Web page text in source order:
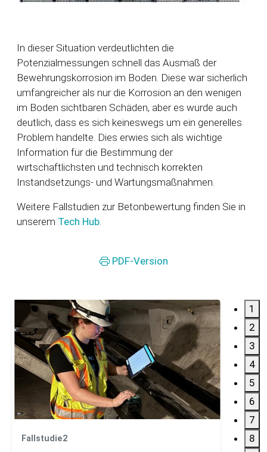
In dieser Situation verdeutlichten die
Potenzialmessungen schnell das Ausmaß der
Bewehrungskorrosion im Boden. Diese war sicherlich
umfangreicher als nur die Korrosion an den wenigen
im Boden sichtbaren Schäden, aber es wurde auch
deutlich, dass es sich keineswegs um ein generelles
Problem handelte. Dies erwies sich als wichtige
Information für die Bestimmung der
wirtschaftlichsten und technisch korrekten
Instandsetzungs- und Wartungsmaßnahmen.
Weitere Fallstudien zur Betonbewertung finden Sie in
unserem Tech Hub.
PDF-Version
Fallstudie2
1
2
3
4
5
6
7
8